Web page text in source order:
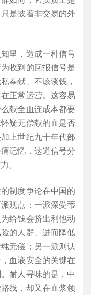
是披着非交易的外
里，造成一种信号
收到的回报信号是
奉献、不该谈钱，
正常运营。这容易
献全血连成本都要
疑无偿献的血是否
上世纪九十年代部
记忆，这道信号分
。
制度争论在中国的
观点：一派深受蒂
给钱会挤出利他动
的人群、进而降低
无偿；另一派则认
血液安全的关键在
耐人寻味的是，中
线，却又在血浆领